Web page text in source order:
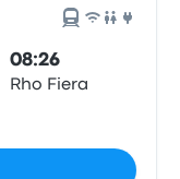
08:26
Rho Fiera